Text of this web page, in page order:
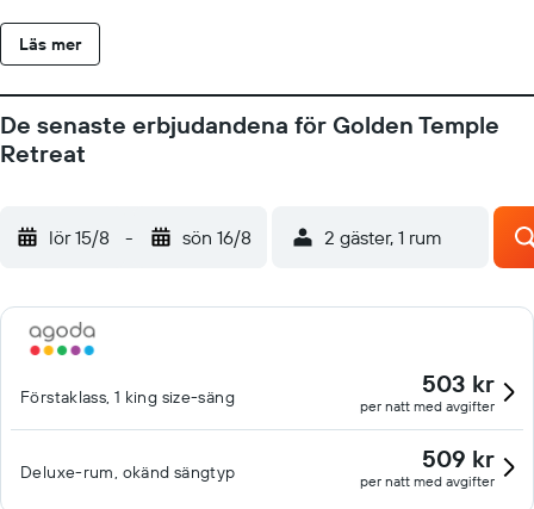
bäddmadrasser samt duntäcken och sängtillbehör av högsta
kvalitet. Kuddmeny finns tillgänglig. 42-tums platt-tv med
och minibar finns på rummet. Badrummen har badkar och
dusch med bubbelbadkar och regndusch. Badrummen är även
tillhandahåller skrivbord och värdeförvaringsskåp, samt telefon;
gratis lokalsamtal ingår (restriktioner kan förekomma). Dessutom
och strykjärn/strykbräda kan fås på begäran.
Uppbäddningsservice erbjuds varje kväll och städning sker
dagligen. En utomhuspool och barnpool finns på området.
Fritidsaktiviteterna nedan finns antingen tillgängliga på plats eller
i närheten. Avgifter kan tillkomma.
Läs mer
De senaste erbjudandena för Golden Temple
Retreat
lör 15/8 - sön 16/8 2 gäster, 1 rum
Förstaklass, 1 king size-säng 503 kr
per natt med avgifter
Deluxe-rum, okänd sängtyp 509 kr
per natt med avgifter